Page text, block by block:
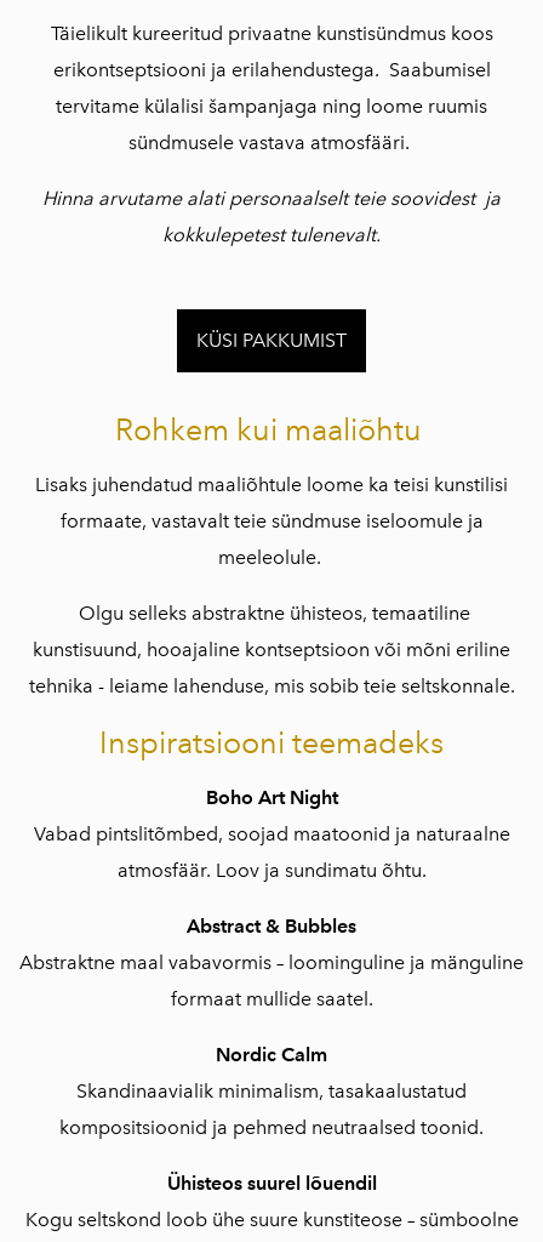
Täielikult kureeritud privaatne kunstisündmus koos
erikontseptsiooni ja erilahendustega. Saabumisel
tervitame külalisi šampanjaga ning loome ruumis
sündmusele vastava atmosfääri.
Hinna arvutame alati personaalselt teie soovidest ja
kokkulepetest tulenevalt.
KÜSI PAKKUMIST
Rohkem kui maaliõhtu
Lisaks juhendatud maaliõhtule loome ka teisi kunstilisi
formaate, vastavalt teie sündmuse iseloomule ja
meeleolule.
Olgu selleks abstraktne ühisteos, temaatiline
kunstisuund, hooajaline kontseptsioon või mõni eriline
tehnika - leiame lahenduse, mis sobib teie seltskonnale.
Inspiratsiooni teemadeks
Boho Art Night
Vabad pintslitõmbed, soojad maatoonid ja naturaalne
atmosfäär. Loov ja sundimatu õhtu.
Abstract & Bubbles
Abstraktne maal vabavormis – loominguline ja mänguline
formaat mullide saatel.
Nordic Calm
Skandinaavialik minimalism, tasakaalustatud
kompositsioonid ja pehmed neutraalsed toonid.
Ühisteos suurel lõuendil
Kogu seltskond loob ühe suure kunstiteose – sümboolne